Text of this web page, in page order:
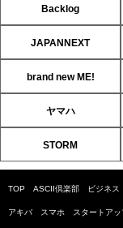
Backlog
JAPANNEXT
brand new ME!
ヤマハ
STORM
TOP ASCII倶楽部 ビジネス
アキバ スマホ スタートアッ